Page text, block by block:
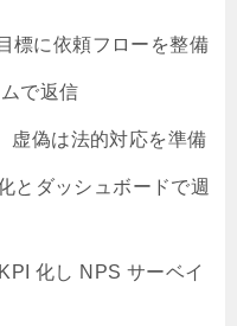
標に依頼フローを整備
で返信
虚偽は法的対応を準備
とダッシュボードで週
化し NPS サーベイ